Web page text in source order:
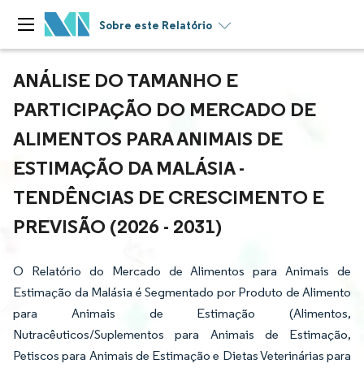
Sobre este Relatório
ANÁLISE DO TAMANHO E
PARTICIPAÇÃO DO MERCADO DE
ALIMENTOS PARA ANIMAIS DE
ESTIMAÇÃO DA MALÁSIA -
TENDÊNCIAS DE CRESCIMENTO E
PREVISÃO (2026 - 2031)
O Relatório do Mercado de Alimentos para Animais de
Estimação da Malásia é Segmentado por Produto de Alimento
para Animais de Estimação (Alimentos,
Nutracêuticos/Suplementos para Animais de Estimação,
Petiscos para Animais de Estimação e Dietas Veterinárias para